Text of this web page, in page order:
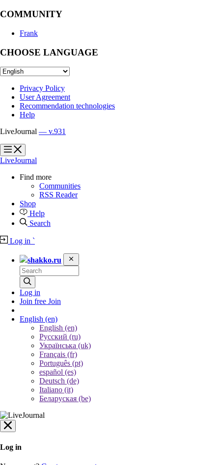
COMMUNITY
Frank
CHOOSE LANGUAGE
Privacy Policy
User Agreement
Recommendation technologies
Help
LiveJournal — v.931
?
?
LiveJournal
Find more
Communities
RSS Reader
Shop
Help
Search
Log in `
shakko.ru
Log in
Join free Join
English (en)
English (en)
Русский (ru)
Українська (uk)
Français (fr)
Português (pt)
español (es)
Deutsch (de)
Italiano (it)
Беларуская (be)
Log in